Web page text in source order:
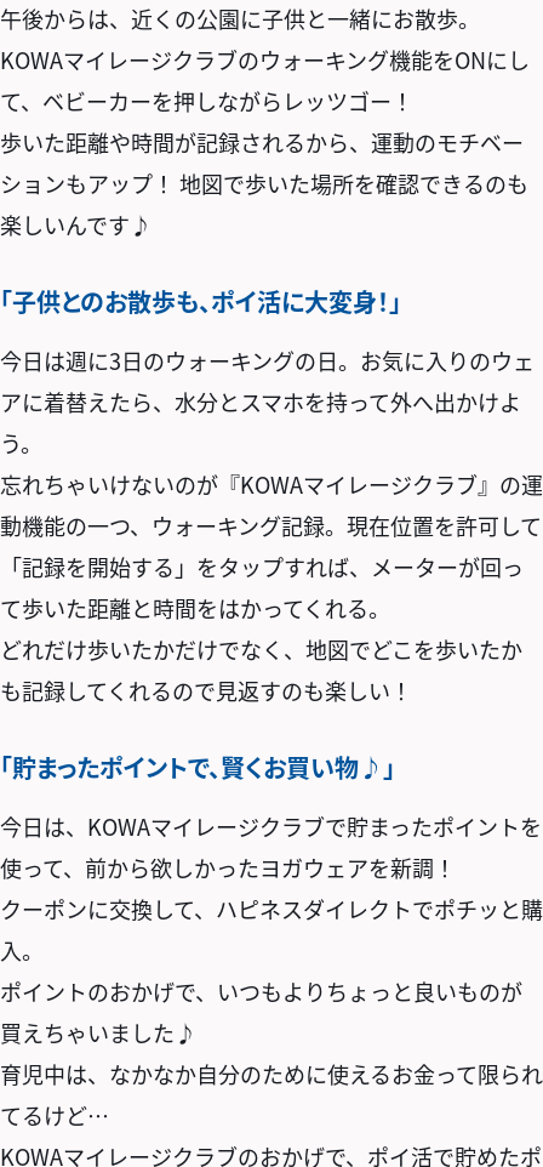
午後からは、近くの公園に子供と一緒にお散歩。
KOWAマイレージクラブのウォーキング機能をONにし
て、ベビーカーを押しながらレッツゴー！
歩いた距離や時間が記録されるから、運動のモチベー
ションもアップ！ 地図で歩いた場所を確認できるのも
楽しいんです♪
「子供とのお散歩も、ポイ活に大変身！」
今日は週に3日のウォーキングの日。お気に入りのウェ
アに着替えたら、水分とスマホを持って外へ出かけよ
う。
忘れちゃいけないのが『KOWAマイレージクラブ』の運
動機能の一つ、ウォーキング記録。現在位置を許可して
「記録を開始する」をタップすれば、メーターが回っ
て歩いた距離と時間をはかってくれる。
どれだけ歩いたかだけでなく、地図でどこを歩いたか
も記録してくれるので見返すのも楽しい！
「貯まったポイントで、賢くお買い物♪」
今日は、KOWAマイレージクラブで貯まったポイントを
使って、前から欲しかったヨガウェアを新調！
クーポンに交換して、ハピネスダイレクトでポチッと購
入。
ポイントのおかげで、いつもよりちょっと良いものが
買えちゃいました♪
育児中は、なかなか自分のために使えるお金って限られ
てるけど…
KOWAマイレージクラブのおかげで、ポイ活で貯めたポ